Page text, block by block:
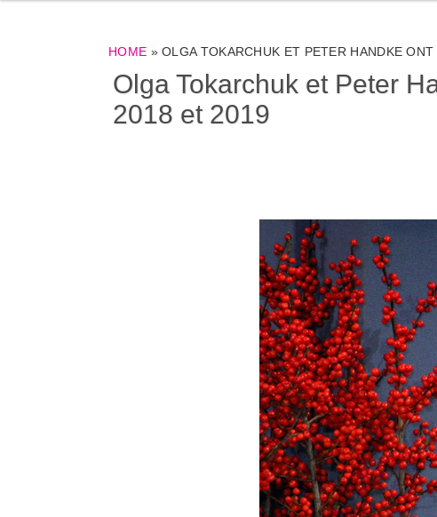
HOME »OLGA TOKARCHUK ET PETER HANDKE
Olga Tokarchuk et Peter
2018 et 2019